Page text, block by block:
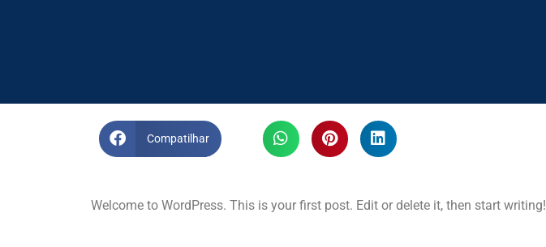
Compatilhar
Welcome to WordPress. This is your first post. Edit or delete it, then start writing!